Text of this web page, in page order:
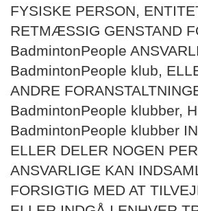
FYSISKE PERSON,
RETMÆSSIG GENSTAND
BadmintonPeople
BadmintonPeople klub,
ANDRE
BadmintonPeople klubber,
BadmintonPeople klubber
ELLER DELER NOGEN
ANSVARLIGE KAN
FORSIGTIG MED AT